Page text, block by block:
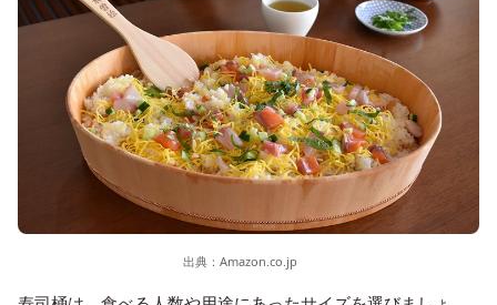
出典： Amazon.co.jp